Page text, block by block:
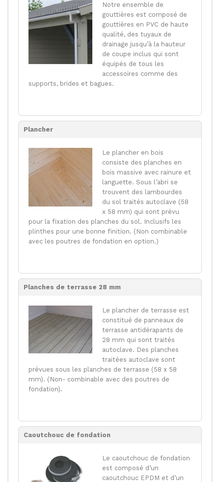
Notre ensemble de
gouttières est composé de
gouttières en PVC de haute
qualité, des tuyaux de
drainage jusqu’à la hauteur
de coupe inclus qui sont
équipés de tous les
accessoires comme des
supports, brides et bagues.
Plancher
Le plancher en bois
consiste des planches en
bois massive avec rainure et
languette. Sous l’abri se
trouvent des lambourdes
du sol traités autoclave (58
x 58 mm) qui sont prévu
pour la fixation des planches du sol. Inclusifs les
plinthes pour une bonne finition. (Non combinable
avec les poutres de fondation en option.)
Planches de terrasse 28 mm
Le plancher de terrasse est
constitué de panneaux de
terrasse antidérapants de
28 mm qui sont traités
autoclave. Des planches
traitées autoclave sont
prévues sous les planches de terrasse (58 x 58
mm). (Non- combinable avec des poutres de
fondation).
Caoutchouc de fondation
Le caoutchouc de fondation
est composé d’un
caoutchouc EPDM et d’un